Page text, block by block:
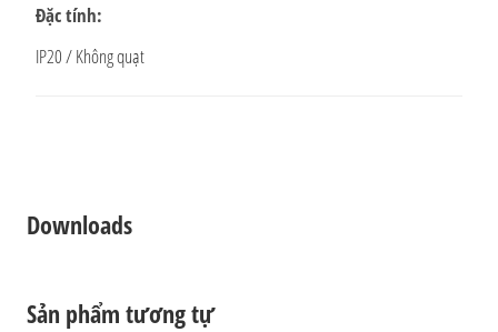
Đặc tính:
IP20 / Không quạt
Downloads
Sản phẩm tương tự